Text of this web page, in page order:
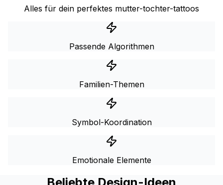
Alles für dein perfektes mutter-tochter-tattoos
Passende Algorithmen
Familien-Themen
Symbol-Koordination
Emotionale Elemente